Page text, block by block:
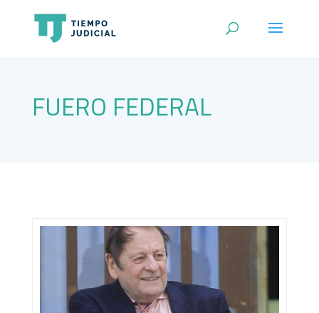
FUERO FEDERAL